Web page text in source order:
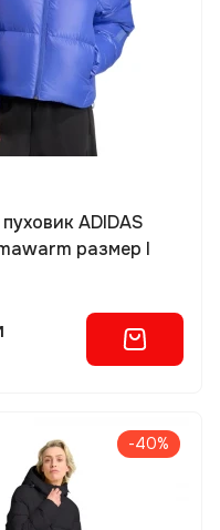
ADIDAS
размер l
-40%